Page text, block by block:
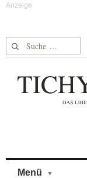
Suche nach:
Menü